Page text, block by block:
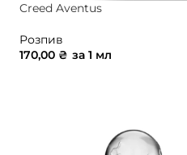
Creed Aventus
Розпив
170,00 ₴ за 1 мл